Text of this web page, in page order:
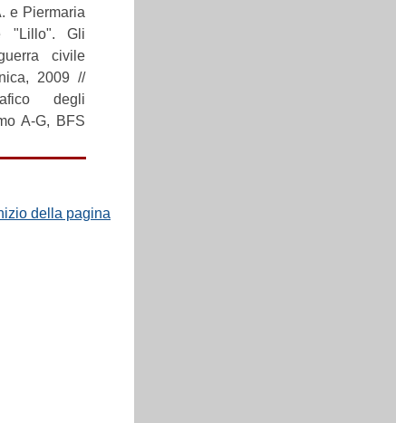
e Piermaria
"Lillo". Gli
civile
2009 //
degli
A-G, BFS
della pagina